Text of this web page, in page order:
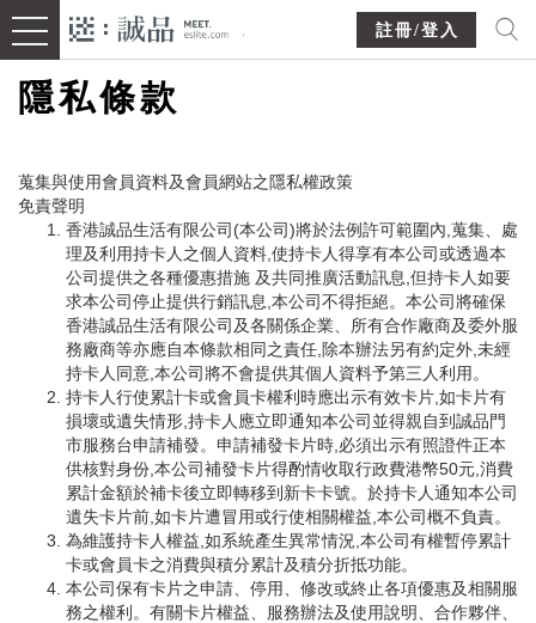
註冊/登入
隱私條款
蒐集與使用會員資料及會員網站之隱私權政策
免責聲明
香港誠品生活有限公司(本公司)將於法例許可範圍內,蒐集、處
理及利用持卡人之個人資料,使持卡人得享有本公司或透過本
公司提供之各種優惠措施 及共同推廣活動訊息,但持卡人如要
求本公司停止提供行銷訊息,本公司不得拒絕。本公司將確保
香港誠品生活有限公司及各關係企業、所有合作廠商及委外服
務廠商等亦應自本條款相同之責任,除本辦法另有約定外,未經
持卡人同意,本公司將不會提供其個人資料予第三人利用。
持卡人行使累計卡或會員卡權利時應出示有效卡片,如卡片有
損壞或遺失情形,持卡人應立即通知本公司並得親自到誠品門
市服務台申請補發。申請補發卡片時,必須出示有照證件正本
供核對身份,本公司補發卡片得酌情收取行政費港幣50元,消費
累計金額於補卡後立即轉移到新卡卡號。於持卡人通知本公司
遺失卡片前,如卡片遭冒用或行使相關權益,本公司概不負責。
為維護持卡人權益,如系統產生異常情況,本公司有權暫停累計
卡或會員卡之消費與積分累計及積分折抵功能。
本公司保有卡片之申請、停用、修改或終止各項優惠及相關服
務之權利。有關卡片權益、服務辦法及使用說明、合作夥伴、